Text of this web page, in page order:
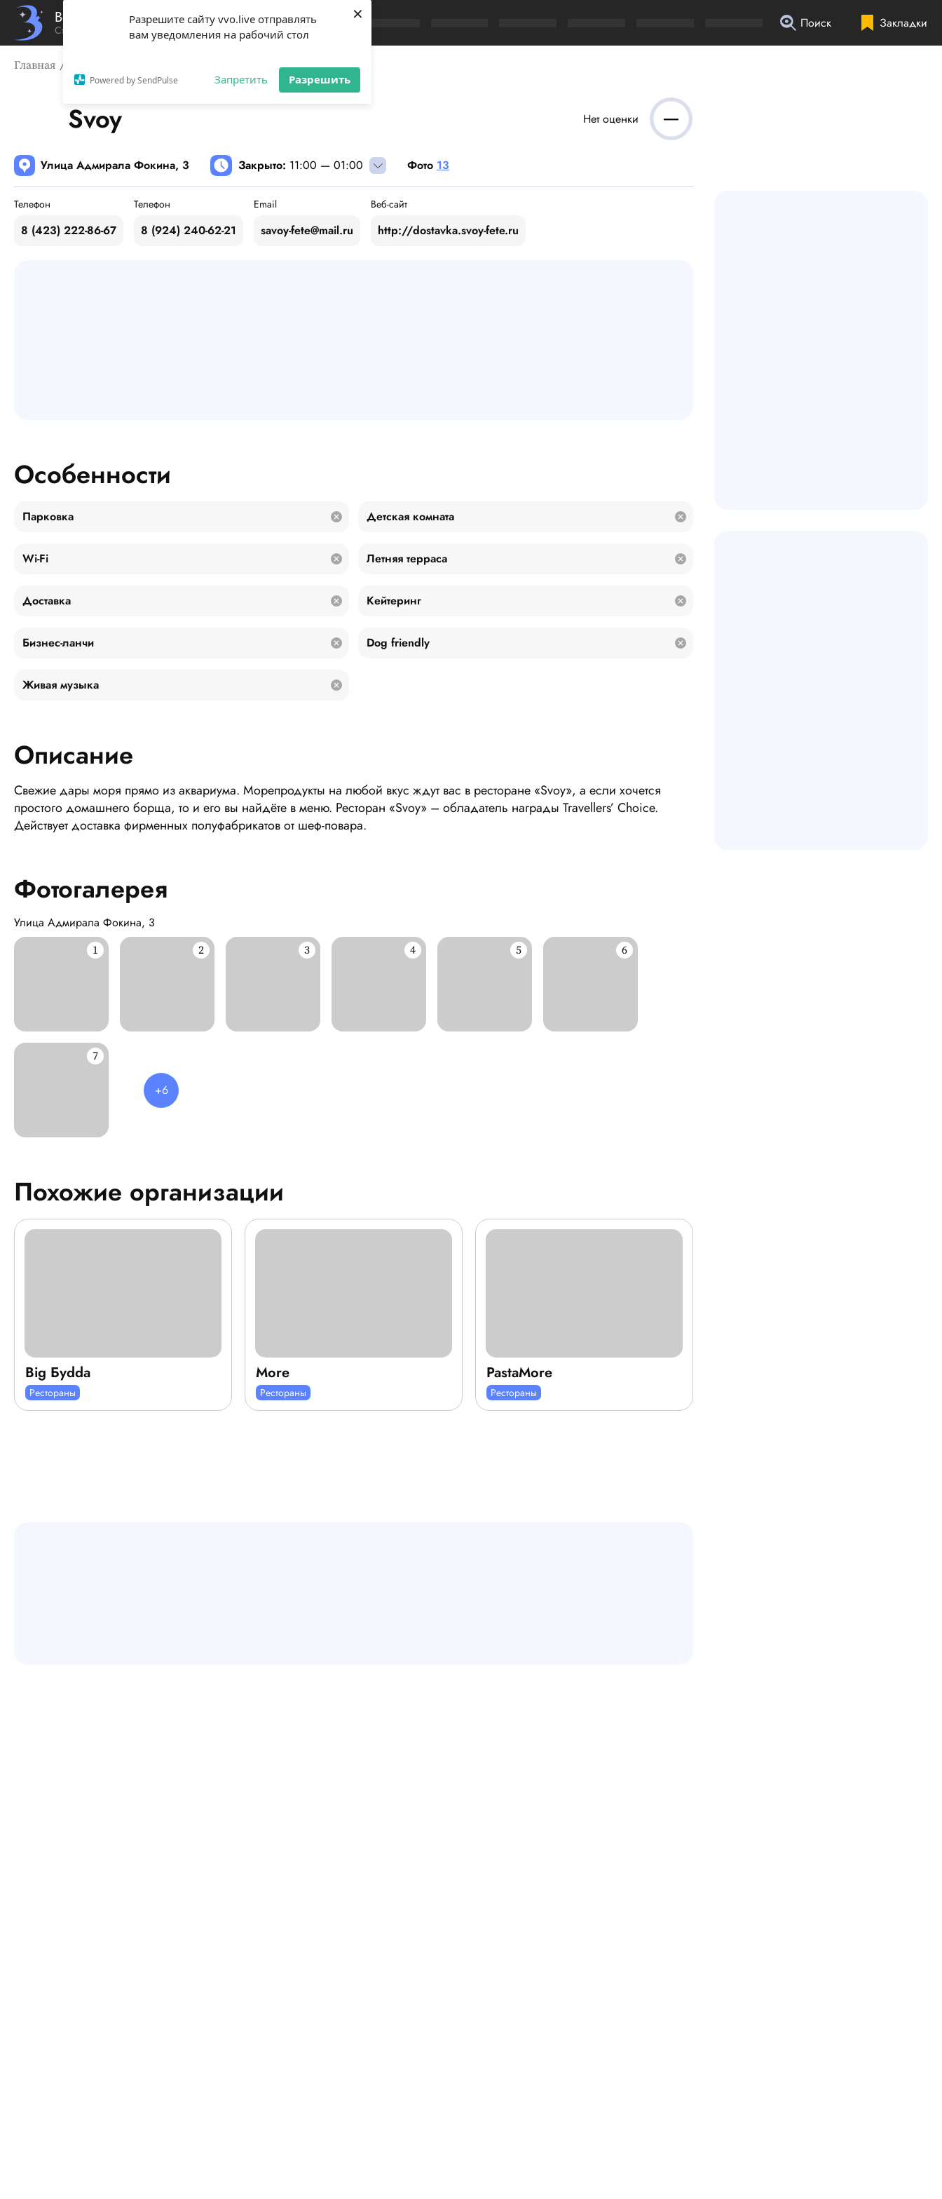
Разрешите сайту vvo.live отправлять
вам уведомления на рабочий стол
Powered by SendPulse Запретить Разрешить
×
Вечерний Владивосток
Стиль жизни твоего города Закладки
Поиск
Главная
Svoy Нет оценки —
Улица Адмирала Фокина, 3 Закрыто: 11:00 — 01:00 Фото 13
Телефон
8 (423) 222-86-67
Телефон
8 (924) 240-62-21
Email
savoy-fete@mail.ru
Веб-сайт
http://dostavka.svoy-fete.ru
Особенности
Парковка Детская комната
Wi-Fi Летняя терраса
Доставка Кейтеринг
Бизнес-ланчи Dog friendly
Живая музыка
Описание
Свежие дары моря прямо из аквариума. Морепродукты на любой вкус ждут вас в ресторане «Svoy», а если хочется
простого домашнего борща, то и его вы найдёте в меню. Ресторан «Svoy» – обладатель награды Travellers’ Choice.
Действует доставка фирменных полуфабрикатов от шеф-повара.
Фотогалерея
Улица Адмирала Фокина, 3
Похожие организации
Big Буdda
Рестораны
More
Рестораны
PastaMore
Рестораны